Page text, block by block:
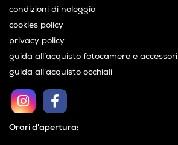
Orari d'apertura:
condizioni di noleggio
cookies policy
privacy policy
guida all’acquisto fotocamere e accessori
guida all’acquisto occhiali